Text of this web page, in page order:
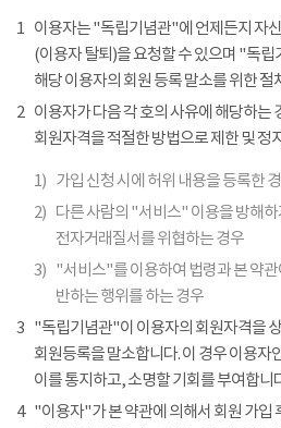
1 이용자는 "독립기념관"에 언제든지 자
(이용자 탈퇴)을 요청할 수 있으며 "독립
해당 이용자의 회원 등록 말소를 위한 절
2 이용자가 다음 각 호의 사유에 해당하
회원자격을 적절한 방법으로 제한 및 정
1) 가입 신청 시에 허위 내용을 등록한
2) 다른 사람의 "서비스" 이용을 방해
전자거래질서를 위협하는 경우
3) "서비스"를 이용하여 법령과 본 약관
반하는 행위를 하는 경우
3 "독립기념관"이 이용자의 회원자격을
회원등록을 말소합니다. 이 경우 이용자
이를 통지하고, 소명할 기회를 부여합니
4
"이용자"가 본 약관에 의해서 회원 가입